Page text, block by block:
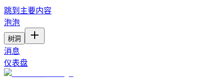
跳到主要内容
泡泡
树洞
消息
仪表盘